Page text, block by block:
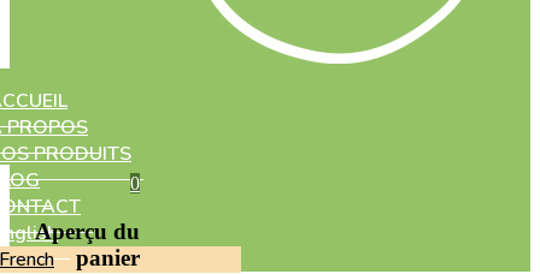
PROPOS
PRODUITS
French
0
Aperçu du
panier